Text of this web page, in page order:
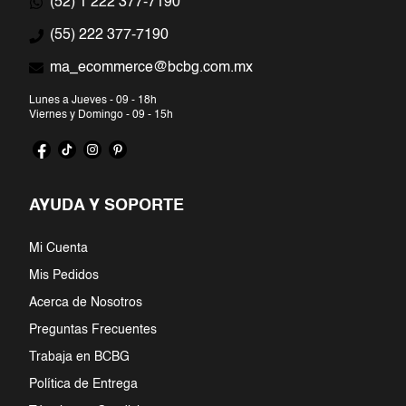
(55) 222 377-7190
ma_ecommerce@bcbg.com.mx
Lunes a Jueves - 09 - 18h
Viernes y Domingo - 09 - 15h
AYUDA Y SOPORTE
Mi Cuenta
Mis Pedidos
Acerca de Nosotros
Preguntas Frecuentes
Trabaja en BCBG
Política de Entrega
jumpsuit
8. blazer
9. playera
10. falda